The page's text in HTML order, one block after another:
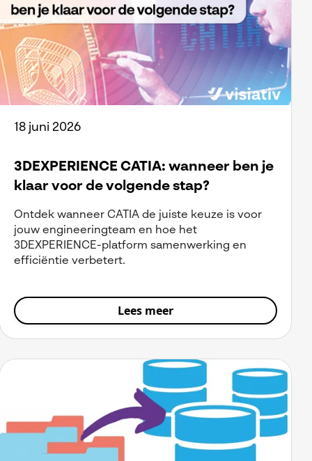
18 juni 2026
3DEXPERIENCE CATIA: wanneer ben je
klaar voor de volgende stap?
Ontdek wanneer CATIA de juiste keuze is voor
jouw engineeringteam en hoe het
3DEXPERIENCE-platform samenwerking en
efficiëntie verbetert.
Lees meer